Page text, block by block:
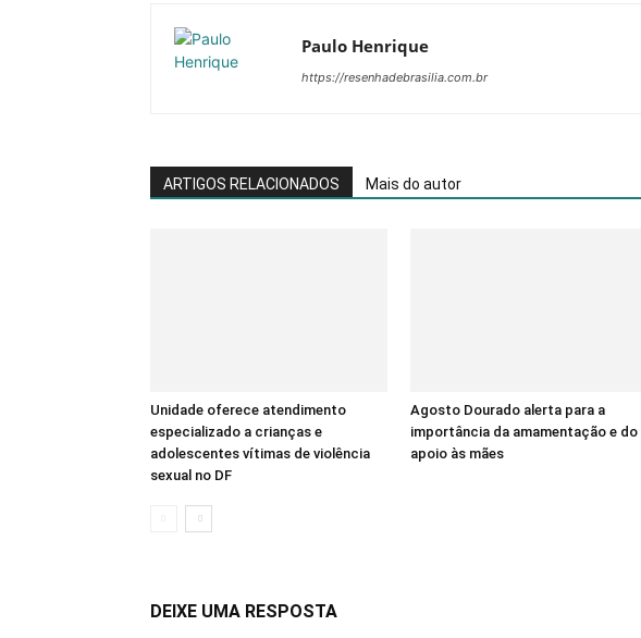
Paulo Henrique
https://resenhadebrasilia.com.br
ARTIGOS RELACIONADOS Mais do autor
Unidade oferece atendimento
especializado a crianças e
adolescentes vítimas de violência
sexual no DF
Agosto Dourado alerta para a
importância da amamentação e do
apoio às mães
DEIXE UMA RESPOSTA